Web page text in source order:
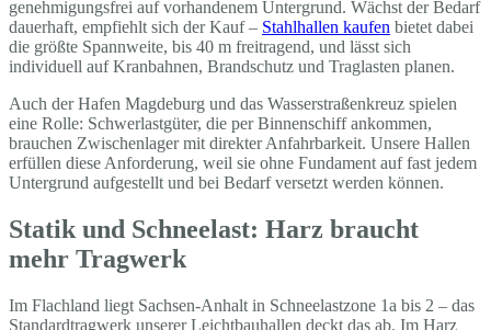
genehmigungsfrei auf vorhandenem Untergrund. Wächst der Bedarf
dauerhaft, empfiehlt sich der Kauf – Stahlhallen kaufen bietet dabei
die größte Spannweite, bis 40 m freitragend, und lässt sich
individuell auf Kranbahnen, Brandschutz und Traglasten planen.
Auch der Hafen Magdeburg und das Wasserstraßenkreuz spielen
eine Rolle: Schwerlastgüter, die per Binnenschiff ankommen,
brauchen Zwischenlager mit direkter Anfahrbarkeit. Unsere Hallen
erfüllen diese Anforderung, weil sie ohne Fundament auf fast jedem
Untergrund aufgestellt und bei Bedarf versetzt werden können.
Statik und Schneelast: Harz braucht
mehr Tragwerk
Im Flachland liegt Sachsen-Anhalt in Schneelastzone 1a bis 2 – das
Standardtragwerk unserer Leichtbauhallen deckt das ab. Im Harz